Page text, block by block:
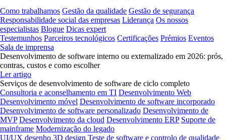
Como trabalhamos Gestão da qualidade Gestão de segurança
Responsabilidade social das empresas Liderança Os nossos
especialistas Blogue Dicas expert
Testemunhos Parceiros tecnológicos Certificações Prémios Eventos
Sala de imprensa
Desenvolvimento de software interno ou externalizado em 2026: prós,
contras, custos e como escolher
Ler artigo
Serviços de desenvolvimento de software de ciclo completo
Consultoria e aconselhamento em TI Desenvolvimento Web
Desenvolvimento móvel Desenvolvimento de software incorporado
Desenvolvimento de software personalizado Desenvolvimento de
MVP Desenvolvimento da cloud Desenvolvimento ERP Suporte de
mainframe Modernização do legado
UI/UX desenho 3D design Teste de software e controlo de qualidade